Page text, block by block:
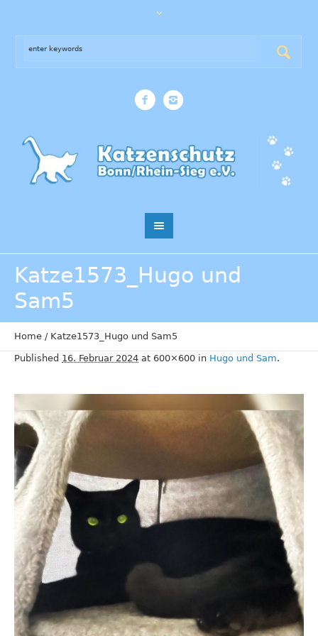
Katze1573_Hugo und
Sam5
Home / Katze1573_Hugo und Sam5
Published 16. Februar 2024 at 600×600 in Hugo und Sam.